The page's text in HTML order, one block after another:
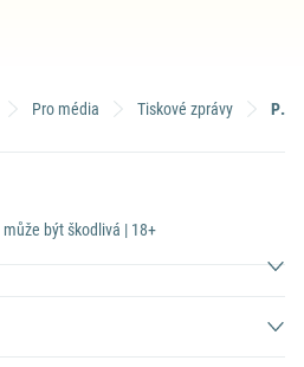
Pro média Tiskové zprávy Prosinec 2019
být škodlivá | 18+